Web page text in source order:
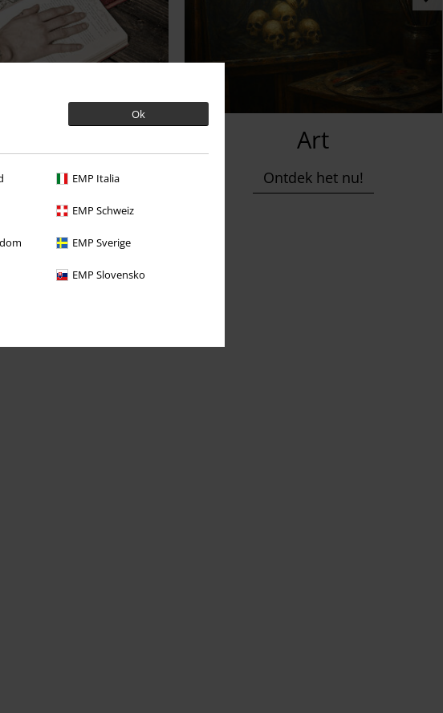
Ok
EMP Italia
EMP Schweiz
EMP Sverige
EMP Slovensko
het nu!
Art
Ontdek het nu!